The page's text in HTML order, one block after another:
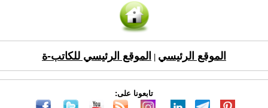
الموقع الرئيسي الموقع الرئيسي للكاتب-ة
تابعونا على: